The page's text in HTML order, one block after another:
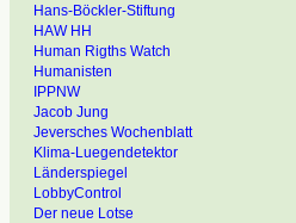
Hans-Böckler-Stiftung
HAW HH
Human Rigths Watch
Humanisten
IPPNW
Jacob Jung
Jeversches Wochenblatt
Klima-Luegendetektor
Länderspiegel
LobbyControl
Der neue Lotse